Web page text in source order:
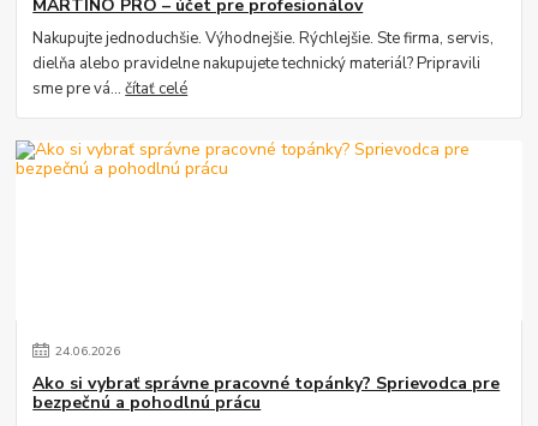
MARTINO PRO – účet pre profesionálov
Nakupujte jednoduchšie. Výhodnejšie. Rýchlejšie. Ste firma, servis,
dielňa alebo pravidelne nakupujete technický materiál? Pripravili
sme pre vá...čítať celé
24.06.2026
Ako si vybrať správne pracovné topánky? Sprievodca pre
bezpečnú a pohodlnú prácu